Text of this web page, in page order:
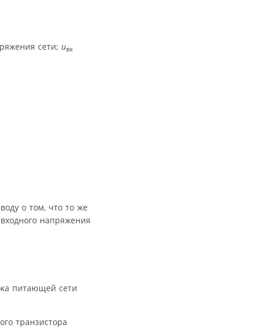
сети; uвх
о том, что то же
напряжения
питающей сети
транзистора